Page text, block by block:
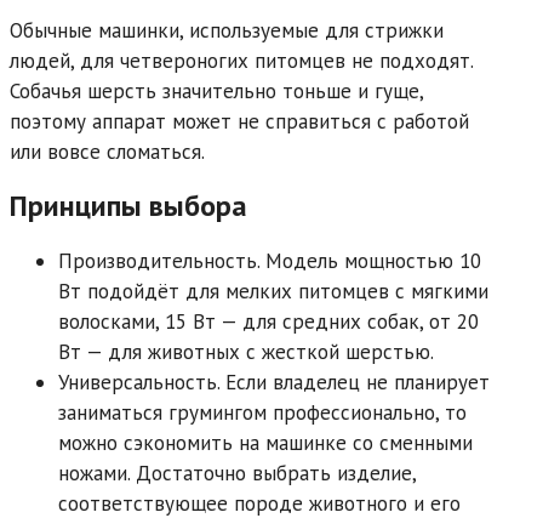
Обычные машинки, используемые для стрижки
людей, для четвероногих питомцев не подходят.
Собачья шерсть значительно тоньше и гуще,
поэтому аппарат может не справиться с работой
или вовсе сломаться.
Принципы выбора
Производительность. Модель мощностью 10
Вт подойдёт для мелких питомцев с мягкими
волосками, 15 Вт — для средних собак, от 20
Вт — для животных с жесткой шерстью.
Универсальность. Если владелец не планирует
заниматься грумингом профессионально, то
можно сэкономить на машинке со сменными
ножами. Достаточно выбрать изделие,
соответствующее породе животного и его